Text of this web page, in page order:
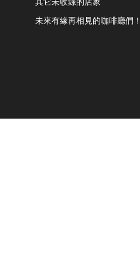
未來有緣再相見的咖啡廳們！